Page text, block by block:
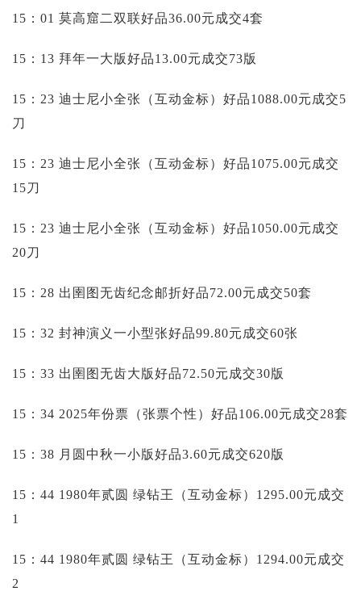
15：01 莫高窟二双联好品36.00元成交4套
15：13 拜年一大版好品13.00元成交73版
15：23 迪士尼小全张（互动金标）好品1088.00元成交5
刀
15：23 迪士尼小全张（互动金标）好品1075.00元成交
15刀
15：23 迪士尼小全张（互动金标）好品1050.00元成交
20刀
15：28 出圉图无齿纪念邮折好品72.00元成交50套
15：32 封神演义一小型张好品99.80元成交60张
15：33 出圉图无齿大版好品72.50元成交30版
15：34 2025年份票（张票个性）好品106.00元成交28套
15：38 月圆中秋一小版好品3.60元成交620版
15：44 1980年贰圆 绿钻王（互动金标）1295.00元成交
1
15：44 1980年贰圆 绿钻王（互动金标）1294.00元成交
2